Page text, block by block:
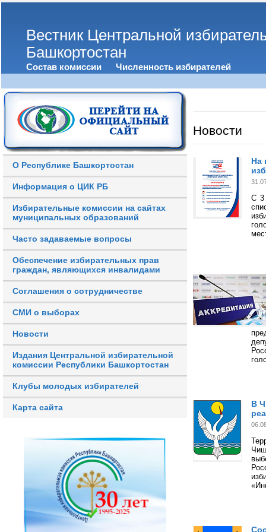
Вестник Центральной
Башкортостан
Состав комиссии Численность избирателей
О Республике Башкортостан
Информация о ЦИК РБ
Избирательные комиссии на сайтах
муниципальных образований
Часто задаваемые вопросы
Обеспечение избирательных прав
граждан, являющихся инвалидами
Соглашения о сотрудничестве
СМИ о выборах
Новости
Издания Центральной избирательной
комиссии Республики Башкортостан
Клубы молодых избирателей
Карта сайта
Новости
На
С 3
В